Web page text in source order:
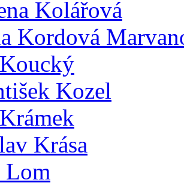
Kolářová
Kordová
Kozel
Krása
Lom